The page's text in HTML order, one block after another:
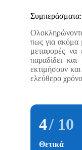
πως για ακόμα
μεταφορές να
παραδίδει
εκτιμήσουν
ελεύθερο
4/ 10
Θετικά